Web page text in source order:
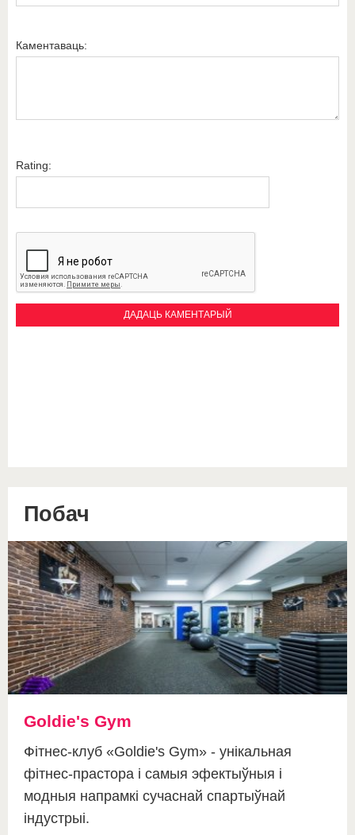
Каментаваць:
Rating:
Побач
Goldie's Gym
Фітнес-клуб «Goldie's Gym» - унікальная
фітнес-прастора і самыя эфектыўныя і
модныя напрамкі сучаснай спартыўнай
індустрыі.